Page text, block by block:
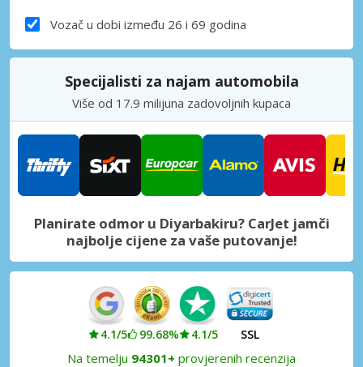
Vozač u dobi između 26 i 69 godina
Specijalisti za najam automobila
Više od 17.9 milijuna zadovoljnih kupaca
Planirate odmor u Diyarbakiru? CarJet jamči
najbolje cijene za vaše putovanje!
4.1/5 99.68% 4.1/5 SSL
Na temelju 94301+ provjerenih recenzija